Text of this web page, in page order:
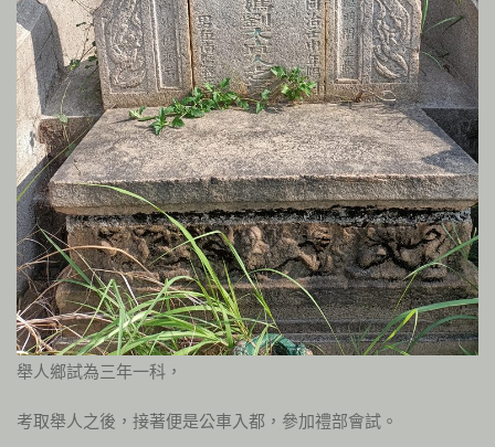
舉人鄉試為三年一科，
考取舉人之後，接著便是公車入都，參加禮部會試。